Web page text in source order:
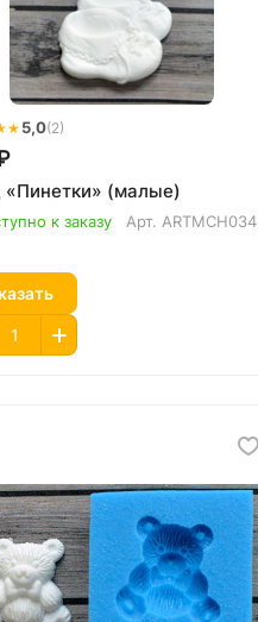
5,0(2)
(малые)
к заказу Арт. ARTMCH034